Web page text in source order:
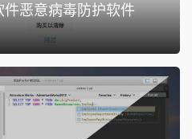
恶意病毒防护软件